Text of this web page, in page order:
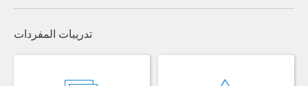
تدريبات المفردات